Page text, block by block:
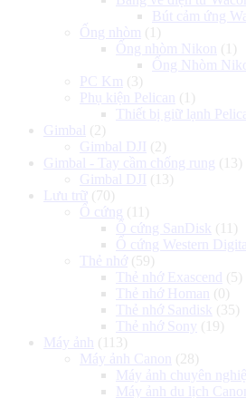
Bút cảm ứng
Ống nhòm (1)
Ống nhòm Nikon
(1)
Ống Nhòm
PC Km (3)
Phụ kiện Pelican
(1)
Thiết bị giữ lạnh
Gimbal (2)
Gimbal DJI (2)
Gimbal - Tay cầm chống rung (13)
Gimbal DJI (13)
Lưu trữ (70)
Ổ cứng (11)
Ổ cứng SanDisk (11)
Ổ cứng Western Digital
Thẻ nhớ (59)
Thẻ nhớ Exascend
(5)
Thẻ nhớ Homan
(0)
Thẻ nhớ Sandisk (35)
Thẻ nhớ Sony (19)
Máy ảnh
(113)
Máy ảnh Canon
(28)
Máy ảnh chuyên
Máy ảnh du lịch Canon